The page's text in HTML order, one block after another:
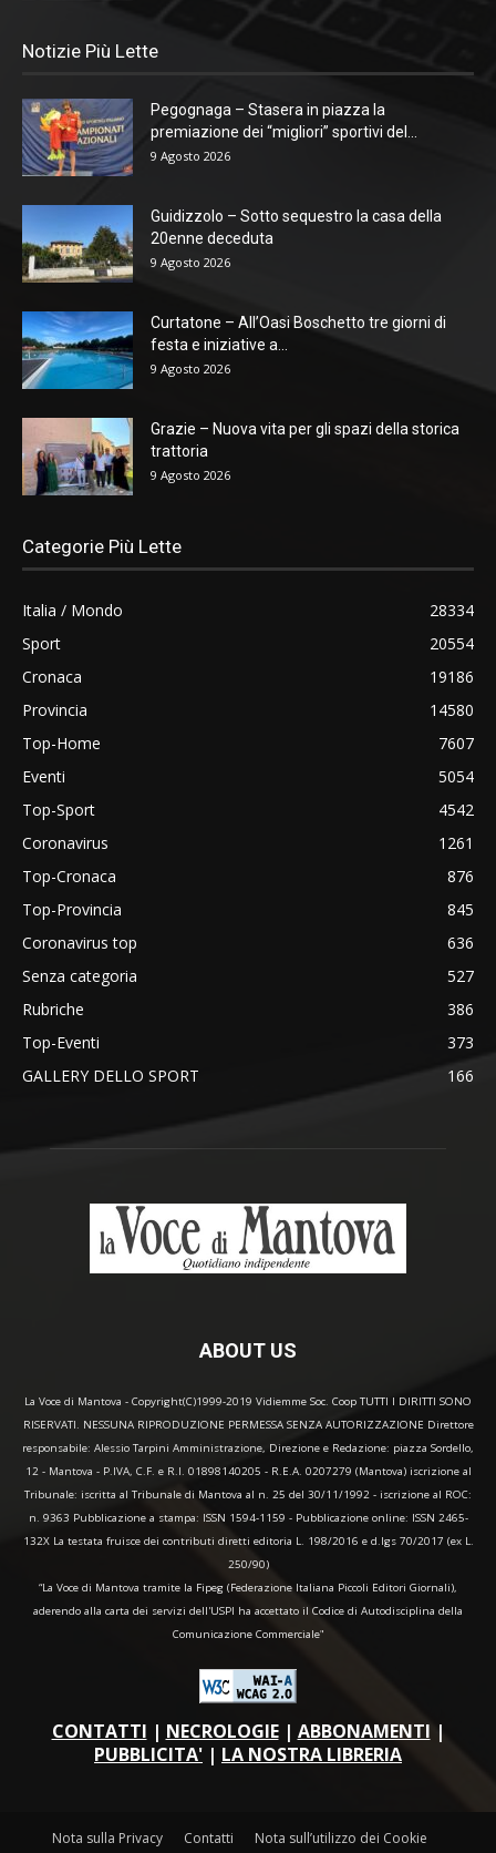
Notizie Più Lette
Pegognaga – Stasera in piazza la
premiazione dei “migliori” sportivi del...
9 Agosto 2026
Guidizzolo – Sotto sequestro la casa della
20enne deceduta
9 Agosto 2026
Curtatone – All’Oasi Boschetto tre giorni di
festa e iniziative a...
9 Agosto 2026
Grazie – Nuova vita per gli spazi della storica
trattoria
9 Agosto 2026
Categorie Più Lette
Italia / Mondo
28334
Sport
20554
Cronaca
19186
Provincia
14580
Top-Home
7607
Eventi
5054
Top-Sport
4542
Coronavirus
1261
Top-Cronaca
876
Top-Provincia
845
Coronavirus top
636
Senza categoria
527
Rubriche
386
Top-Eventi
373
GALLERY DELLO SPORT
166
ABOUT US
La Voce di Mantova - Copyright(C)1999-2019 Vidiemme Soc. Coop TUTTI I DIRITTI SONO
RISERVATI. NESSUNA RIPRODUZIONE PERMESSA SENZA AUTORIZZAZIONE Direttore
responsabile: Alessio Tarpini Amministrazione, Direzione e Redazione: piazza Sordello,
12 - Mantova - P.IVA, C.F. e R.I. 01898140205 - R.E.A. 0207279 (Mantova) iscrizione al
Tribunale: iscritta al Tribunale di Mantova al n. 25 del 30/11/1992 - iscrizione al ROC:
n. 9363 Pubblicazione a stampa: ISSN 1594-1159 - Pubblicazione online: ISSN 2465-
132X La testata fruisce dei contributi diretti editoria L. 198/2016 e d.lgs 70/2017 (ex L.
250/90)
“La Voce di Mantova tramite la Fipeg (Federazione Italiana Piccoli Editori Giornali),
aderendo alla carta dei servizi dell'USPI ha accettato il Codice di Autodisciplina della
Comunicazione Commerciale"
CONTATTI | NECROLOGIE| ABBONAMENTI |
PUBBLICITA' | LA NOSTRA LIBRERIA
Nota sulla Privacy Contatti
Nota sull’utilizzo dei Cookie